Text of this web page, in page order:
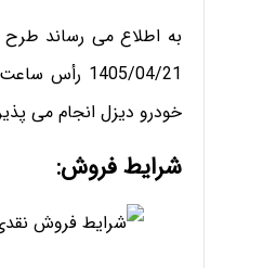
خودرو دیزل انجام می
شرایط فروش: